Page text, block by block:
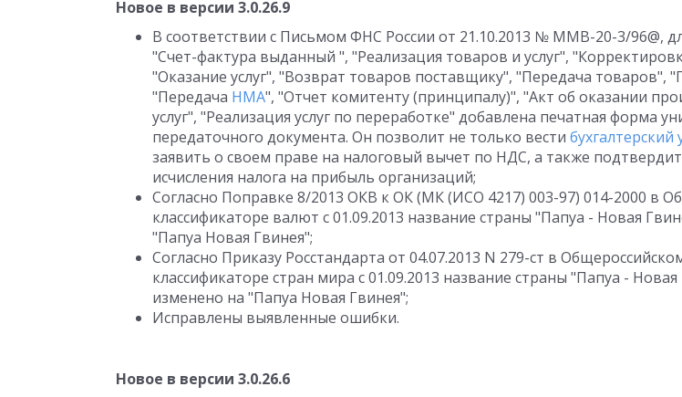
Новое в версии 3.0.26.9
В соответствии с Письмом ФНС России от 21.10.2013 № ММВ-20-3/96@,
"Счет-фактура выданный ", "Реализация товаров и услуг",
"Оказание услуг", "Возврат товаров поставщику", "Передача товаров",
"Передача НМА", "Отчет комитенту (принципалу)", "Акт об оказании
услуг", "Реализация услуг по переработке" добавлена печатная форма
передаточного документа. Он позволит не только вести бухгалтерский
заявить о своем праве на налоговый вычет по НДС, а также
исчисления налога на прибыль организаций;
Согласно Поправке 8/2013 ОКВ к ОК (МК (ИСО 4217) 003-97) 014-2000 в
классификаторе валют с 01.09.2013 название страны "Папуа - Новая
"Папуа Новая Гвинея";
Согласно Приказу Росстандарта от 04.07.2013 N 279-ст в
классификаторе стран мира с 01.09.2013 название страны "Папуа - Новая
изменено на "Папуа Новая Гвинея";
Исправлены выявленные ошибки.
Новое в версии 3.0.26.6